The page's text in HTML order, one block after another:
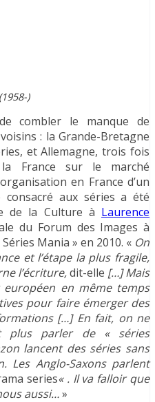
)
combler le manque de
: la Grande-Bretagne
et Allemagne, trois fois
France sur le marché
en France d’un
aux séries a été
de la Culture à Laurence
du Forum des Images à
Mania » en 2010. « On
et l’étape la plus fragile,
l’écriture,dit-elle […] Mais
européen en même temps
pour faire émerger des
[…] En fait, on ne
plus parler de « séries
lancent des séries sans
Les Anglo-Saxons parlent
series« . Il va falloir que
aussi…»